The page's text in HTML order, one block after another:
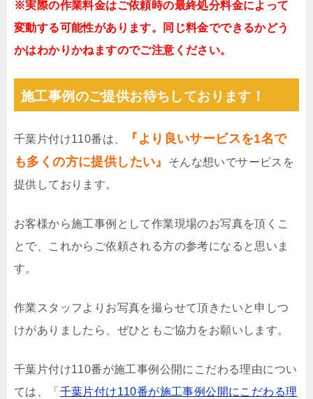
※実際の作業料金はご依頼時の最終処分料金によって
変動する可能性があります。同じ料金でできるかどう
かはわかりかねますのでご注意ください。
施工事例のご提供お待ちしております！
千葉片付け110番は、
『より良いサービスを1名で
も多くの方に提供したい』
そんな想いでサービスを
提供しております。
お客様から施工事例として作業現場のお写真を頂くこ
とで、これからご依頼される方の参考になると思いま
す。
作業スタッフよりお写真を撮らせて頂きたいと申しつ
けがありましたら、ぜひともご協力をお願いします。
千葉片付け110番が施工事例公開にこだわる理由につい
ては、「 千葉片付け110番が施工事例公開にこだわる理